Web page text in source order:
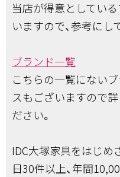
当店が得意としてい
いますので、参考にし
ブランド一覧
こちらの一覧にない
スもございますので
ださい。
IDC大塚家具をはじめ
日30件以上、年間